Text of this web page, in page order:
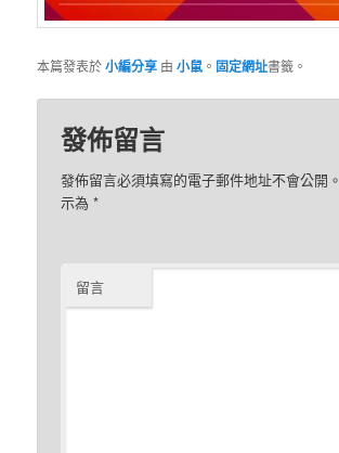
本篇發表於小編分享 由小鼠 。 固定網址書籤。
發佈留言
發佈留言必須填寫的電子郵件地址不會公開。
示為*
留言